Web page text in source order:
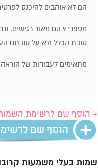
הם לא אוהבים להיכנס
מספרי 9 הם מאוד
טובת הכלל ולא על טובתם
מתאימים לעבודות של
+ הוסף שם לרשימת
שמות בעלי משמעות